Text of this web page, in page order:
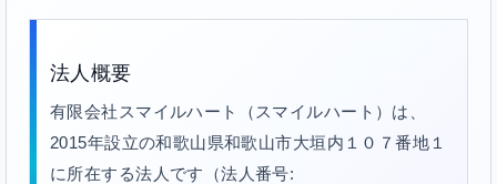
法人概要
有限会社スマイルハート（スマイルハート）は、
2015年設立の和歌山県和歌山市大垣内１０７番地１
に所在する法人です（法人番号: